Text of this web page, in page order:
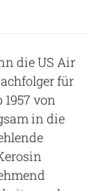
die US Air
für
von
in die